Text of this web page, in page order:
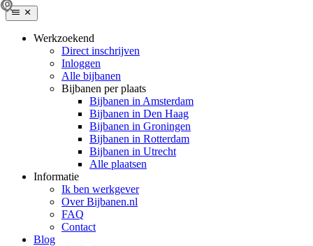
Werkzoekend
Direct inschrijven
Inloggen
Alle bijbanen
Bijbanen per plaats
Bijbanen in Amsterdam
Bijbanen in Den Haag
Bijbanen in Groningen
Bijbanen in Rotterdam
Bijbanen in Utrecht
Alle plaatsen
Informatie
Ik ben werkgever
Over Bijbanen.nl
FAQ
Contact
Blog